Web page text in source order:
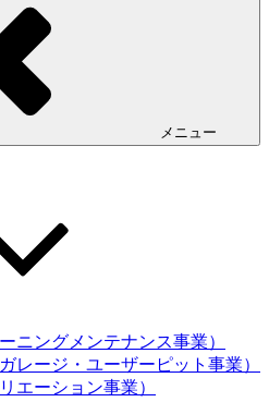
メニュー
ニングメンテナンス事業）
レージ・ユーザーピット事業）
エーション事業）